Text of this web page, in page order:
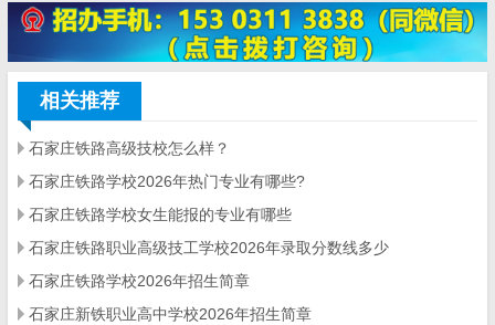
相关推荐
石家庄铁路高级技校怎么样？
石家庄铁路学校2026年热门专业有哪些?
石家庄铁路学校女生能报的专业有哪些
石家庄铁路职业高级技工学校2026年录取分数线多少
石家庄铁路学校2026年招生简章
石家庄新铁职业高中学校2026年招生简章